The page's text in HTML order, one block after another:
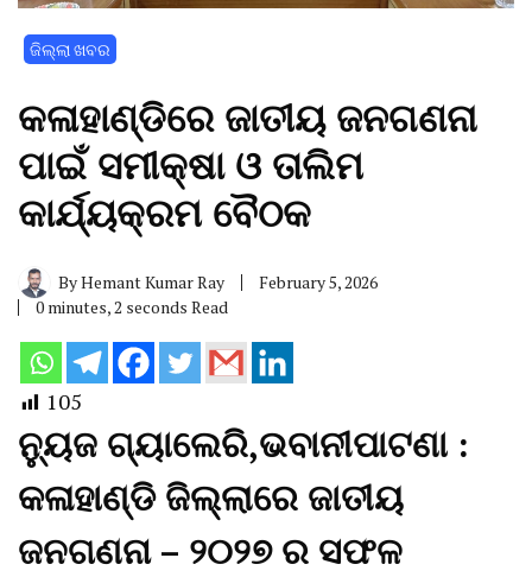
ଜିଲ୍ଲା ଖବର
କଳାହାଣ୍ଡିରେ ଜାତୀୟ ଜନଗଣନା
ପାଇଁ ସମୀକ୍ଷା ଓ ତାଲିମ
କାର୍ଯ୍ୟକ୍ରମ ବୈଠକ
ByHemant Kumar Ray
February 5, 2026
0 minutes, 2 seconds Read
105
ନ୍ୟୁଜ ଗ୍ୟାଲେରି,ଭବାନୀପାଟଣା :
କଳାହାଣ୍ଡି ଜିଲ୍ଲାରେ ଜାତୀୟ
ଜନଗଣନା – ୨୦୨୭ ର ସଫଳ